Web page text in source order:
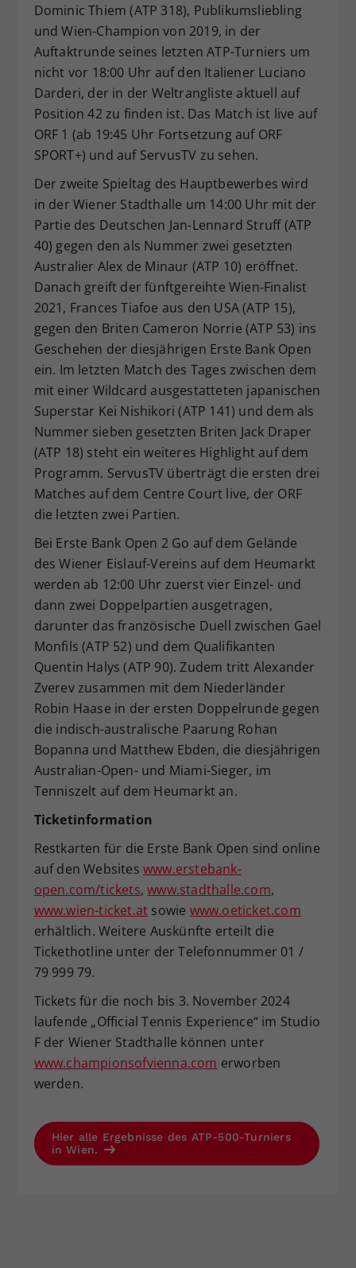
Dominic Thiem (ATP 318), Publikumsliebling
und Wien-Champion von 2019, in der
Auftaktrunde seines letzten ATP-Turniers um
nicht vor 18:00 Uhr auf den Italiener Luciano
Darderi, der in der Weltrangliste aktuell auf
Position 42 zu finden ist. Das Match ist live auf
ORF 1 (ab 19:45 Uhr Fortsetzung auf ORF
SPORT+) und auf ServusTV zu sehen.
Der zweite Spieltag des Hauptbewerbes wird
in der Wiener Stadthalle um 14:00 Uhr mit der
Partie des Deutschen Jan-Lennard Struff (ATP
40) gegen den als Nummer zwei gesetzten
Australier Alex de Minaur (ATP 10) eröffnet.
Danach greift der fünftgereihte Wien-Finalist
2021, Frances Tiafoe aus den USA (ATP 15),
gegen den Briten Cameron Norrie (ATP 53) ins
Geschehen der diesjährigen Erste Bank Open
ein. Im letzten Match des Tages zwischen dem
mit einer Wildcard ausgestatteten japanischen
Superstar Kei Nishikori (ATP 141) und dem als
Nummer sieben gesetzten Briten Jack Draper
(ATP 18) steht ein weiteres Highlight auf dem
Programm. ServusTV überträgt die ersten drei
Matches auf dem Centre Court live, der ORF
die letzten zwei Partien.
Bei Erste Bank Open 2 Go auf dem Gelände
des Wiener Eislauf-Vereins auf dem Heumarkt
werden ab 12:00 Uhr zuerst vier Einzel- und
dann zwei Doppelpartien ausgetragen,
darunter das französische Duell zwischen Gael
Monfils (ATP 52) und dem Qualifikanten
Quentin Halys (ATP 90). Zudem tritt Alexander
Zverev zusammen mit dem Niederländer
Robin Haase in der ersten Doppelrunde gegen
die indisch-australische Paarung Rohan
Bopanna und Matthew Ebden, die diesjährigen
Australian-Open- und Miami-Sieger, im
Tenniszelt auf dem Heumarkt an.
Ticketinformation
Restkarten für die Erste Bank Open sind online
auf den Websites www.erstebank-
open.com/tickets,www.stadthalle.com,
www.wien-ticket.at sowie www.oeticket.com
erhältlich. Weitere Auskünfte erteilt die
Tickethotline unter der Telefonnummer 01 /
79 999 79.
Tickets für die noch bis 3. November 2024
laufende „Official Tennis Experience“ im Studio
F der Wiener Stadthalle können unter
www.championsofvienna.com erworben
werden.
Hier alle Ergebnisse des ATP-500-Turniers
in Wien.
Zweck
Dieser Wert speichert Ihre Consent-
Einstellungen. Unter anderem eine
zufällig generierte ID, für die
historische Speicherung Ihrer
vorgenommen Einstellungen, falls der
Webseiten-Betreiber dies eingestellt